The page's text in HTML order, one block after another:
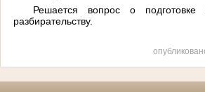
Решается вопрос о
разбирательству.